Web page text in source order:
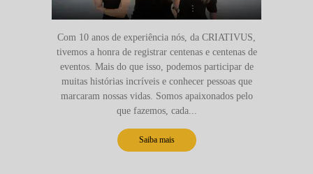
Com 10 anos de experiência nós, da CRIATIVUS,
tivemos a honra de registrar centenas e centenas de
eventos. Mais do que isso, podemos participar de
muitas histórias incríveis e conhecer pessoas que
marcaram nossas vidas. Somos apaixonados pelo
que fazemos, cada...
Saiba mais